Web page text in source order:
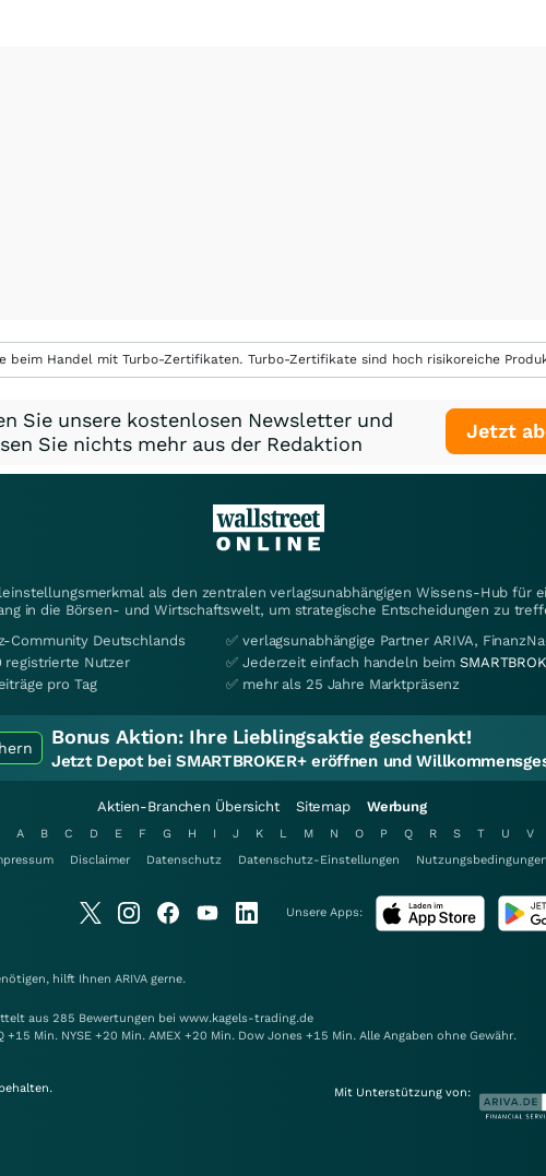
beim Handel mit Turbo-Zertifikaten. Turbo-Zertifikate sind hoch risikoreiche
Sie unsere kostenlosen Newsletter und
Sie nichts mehr aus der Redaktion
Jetzt
als den zentralen verlagsunabhängigen Wissens-Hub für
in die Börsen- und Wirtschaftswelt, um strategische Entscheidungen zu
Community Deutschlands
registrierte Nutzer
pro Tag
✅ verlagsunabhängige Partner ARIVA,
✅ Jederzeit einfach handeln beim
✅ mehr als 25 Jahre Marktpräsenz
Bonus Aktion: Ihre Lieblingsaktie geschenkt!
Jetzt Depot bei SMARTBROKER+ eröffnen und
Aktien-Branchen Übersicht Sitemap Werbung
A B C D E F G H I J K L M N O P Q R S T U V
Disclaimer Datenschutz Datenschutz-Einstellungen Nutzungsbedingungen
Unsere Apps:
hilft Ihnen ARIVA gerne.
aus 285 Bewertungen bei www.kagels-trading.de
Min. NYSE +20 Min. AMEX +20 Min. Dow Jones +15 Min. Alle Angaben ohne Gewähr.
Mit Unterstützung von: